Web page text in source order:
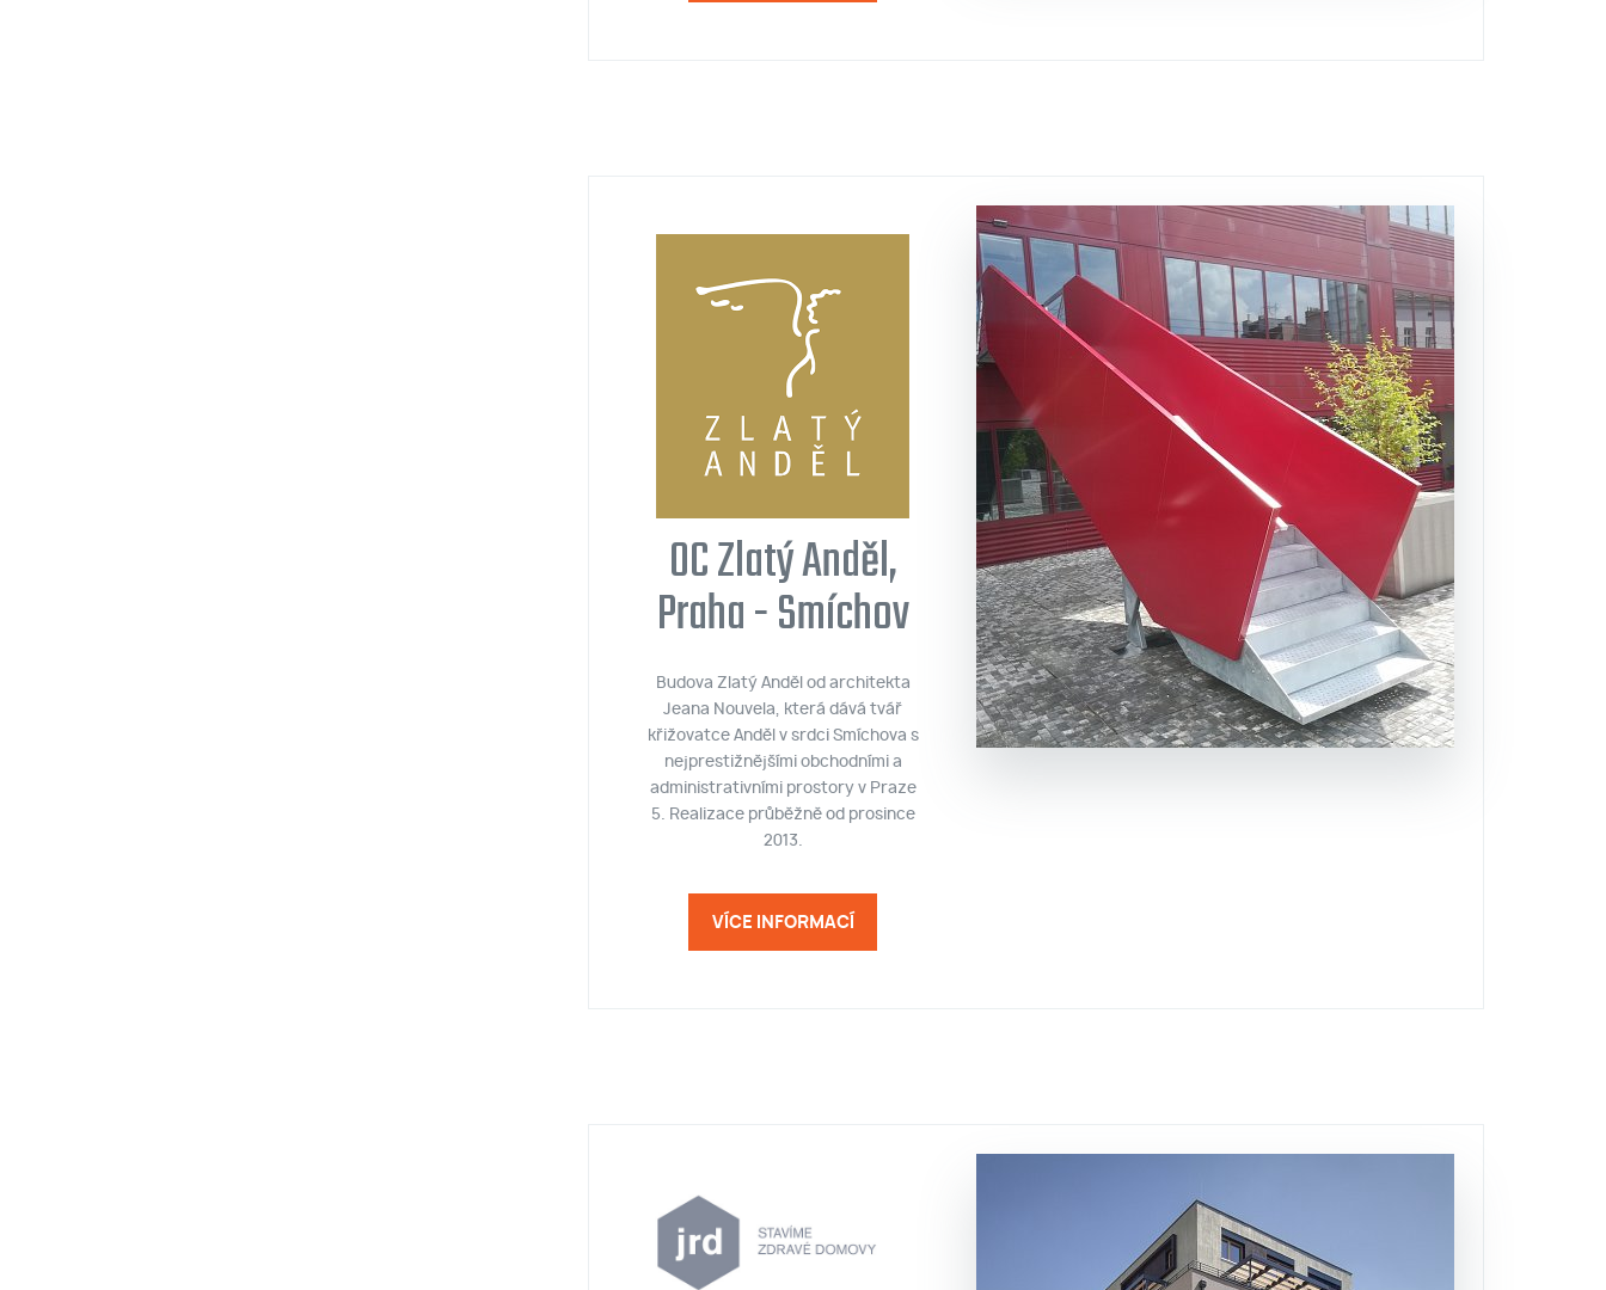
OC Zlatý Anděl,
Praha - Smíchov
Budova Zlatý Anděl od architekta
Jeana Nouvela, která dává tvář
křižovatce Anděl v srdci Smíchova s
nejprestižnějšími obchodními a
administrativními prostory v Praze
5. Realizace průběžně od prosince
2013.
VÍCE INFORMACÍ